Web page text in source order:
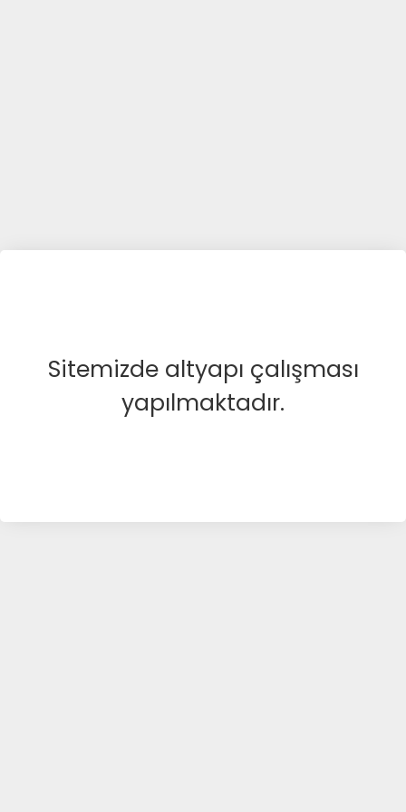
Sitemizde altyapı çalışması
yapılmaktadır.